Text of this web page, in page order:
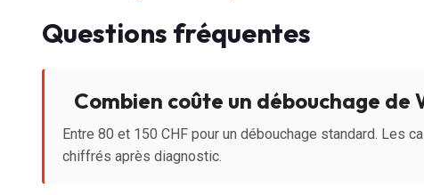
Questions fréquentes
Combien coûte un débouchage de
Entre 80 et 150 CHF pour un débouchage standard. Les
chiffrés après diagnostic.